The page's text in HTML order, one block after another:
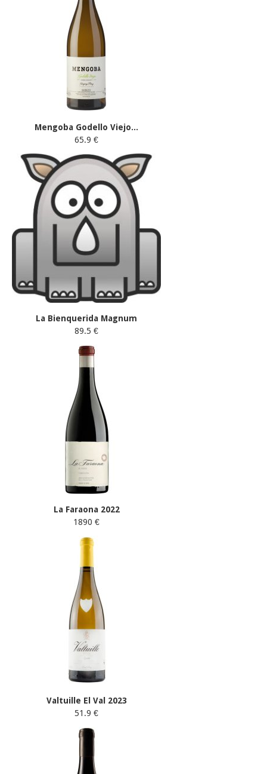
Mengoba Godello Viejo...
65.9 €
La Bienquerida Magnum
89.5 €
La Faraona 2022
1890 €
Valtuille El Val 2023
51.9 €